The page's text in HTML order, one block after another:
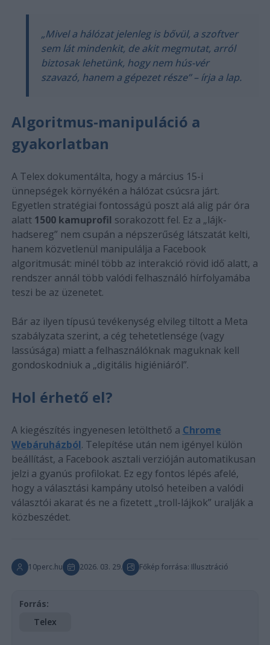
„Mivel a hálózat jelenleg is bővül, a szoftver
sem lát mindenkit, de akit megmutat, arról
biztosak lehetünk, hogy nem hús-vér
szavazó, hanem a gépezet része” – írja a lap.
Algoritmus-manipuláció a
gyakorlatban
A Telex dokumentálta, hogy a március 15-i
ünnepségek környékén a hálózat csúcsra járt.
Egyetlen stratégiai fontosságú poszt alá alig pár óra
alatt 1500 kamuprofil sorakozott fel. Ez a „lájk-
hadsereg” nem csupán a népszerűség látszatát kelti,
hanem közvetlenül manipulálja a Facebook
algoritmusát: minél több az interakció rövid idő alatt, a
rendszer annál több valódi felhasználó hírfolyamába
teszi be az üzenetet.
Bár az ilyen típusú tevékenység elvileg tiltott a Meta
szabályzata szerint, a cég tehetetlensége (vagy
lassúsága) miatt a felhasználóknak maguknak kell
gondoskodniuk a „digitális higiéniáról”.
Hol érhető el?
A kiegészítés ingyenesen letölthető a Chrome
Webáruházból. Telepítése után nem igényel külön
beállítást, a Facebook asztali verzióján automatikusan
jelzi a gyanús profilokat. Ez egy fontos lépés afelé,
hogy a választási kampány utolsó heteiben a valódi
választói akarat és ne a fizetett „troll-lájkok” uralják a
közbeszédet.
10perc.hu 2026. 03. 29. Főkép forrása: Illusztráció
Forrás:
Telex